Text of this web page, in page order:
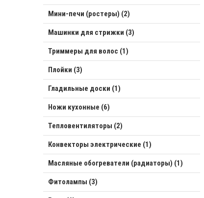
Мини-печи (ростеры) (2)
Машинки для стрижки (3)
Триммеры для волос (1)
Плойки (3)
Гладильные доски (1)
Ножи кухонные (6)
Тепловентиляторы (2)
Конвекторы электрические (1)
Масляные обогреватели (радиаторы) (1)
Фитолампы (3)